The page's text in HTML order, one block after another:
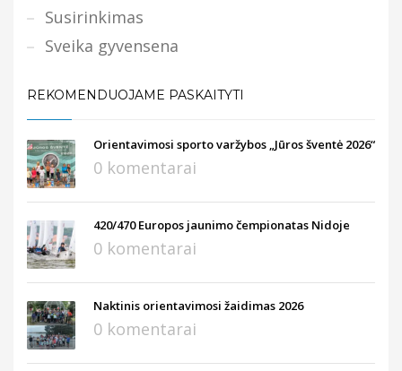
Susirinkimas
Sveika gyvensena
REKOMENDUOJAME PASKAITYTI
Orientavimosi sporto varžybos „Jūros šventė 2026“
0 komentarai
420/470 Europos jaunimo čempionatas Nidoje
0 komentarai
Naktinis orientavimosi žaidimas 2026
0 komentarai